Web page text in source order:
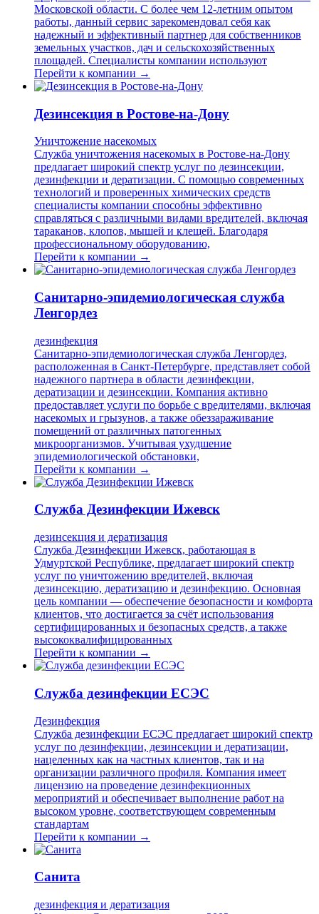
Московской области. С более чем 12-летним опытом
работы, данный сервис зарекомендовал себя как
надежный и эффективный партнер для собственников
земельных участков, дач и сельскохозяйственных
площадей. Специалисты компании используют
Перейти к компании →
Дезинсекция в Ростове-на-Дону
Уничтожение насекомых
Служба уничтожения насекомых в Ростове-на-Дону
предлагает широкий спектр услуг по дезинсекции,
дезинфекции и дератизации. С помощью современных
технологий и проверенных химических средств
специалисты компании способны эффективно
справляться с различными видами вредителей, включая
тараканов, клопов, мышей и клещей. Благодаря
профессиональному оборудованию,
Перейти к компании →
Санитарно-эпидемиологическая служба
Ленгордез
дезинфекция
Санитарно-эпидемиологическая служба Ленгордез,
расположенная в Санкт-Петербурге, представляет собой
надежного партнера в области дезинфекции,
дератизации и дезинсекции. Компания активно
предоставляет услуги по борьбе с вредителями, включая
насекомых и грызунов, а также обеззараживание
помещений от различных патогенных
микроорганизмов. Учитывая ухудшение
эпидемиологической обстановки,
Перейти к компании →
Служба Дезинфекции Ижевск
дезинсекция и дератизация
Служба Дезинфекции Ижевск, работающая в
Удмуртской Республике, предлагает широкий спектр
услуг по уничтожению вредителей, включая
дезинсекцию, дератизацию и дезинфекцию. Основная
цель компании — обеспечение безопасности и комфорта
клиентов, что достигается за счёт использования
сертифицированных и безопасных средств, а также
высококвалифицированных
Перейти к компании →
Служба дезинфекции ЕСЭС
Дезинфекция
Служба дезинфекции ЕСЭС предлагает широкий спектр
услуг по дезинфекции, дезинсекции и дератизации,
нацеленных как на частных клиентов, так и на
организации различного профиля. Компания имеет
лицензию на проведение дезинфекционных
мероприятий и обеспечивает выполнение работ на
высоком уровне, соответствующем современным
стандартам
Перейти к компании →
Санита
дезинфекция и дератизация